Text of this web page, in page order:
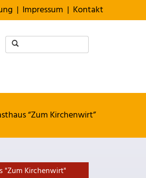
| Impressum | Kontakt
“Zum Kirchenwirt”
"Zum Kirchenwirt"